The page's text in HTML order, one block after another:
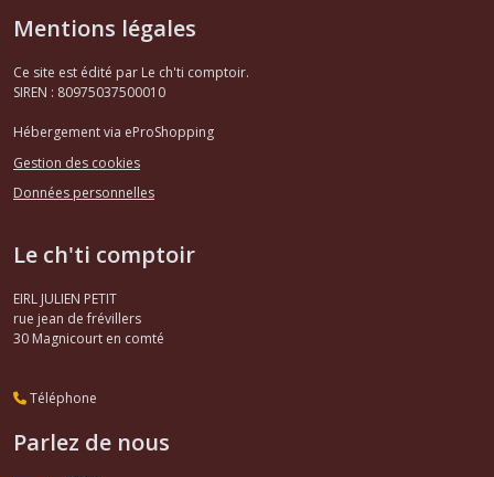
Mentions légales
Ce site est édité par Le ch'ti comptoir.
SIREN : 80975037500010
Hébergement via eProShopping
Gestion des cookies
Données personnelles
Le ch'ti comptoir
EIRL JULIEN PETIT
rue jean de frévillers
30 Magnicourt en comté
Téléphone
Parlez de nous